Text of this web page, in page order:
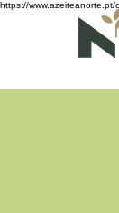
https://www.azeiteanorte.pt/